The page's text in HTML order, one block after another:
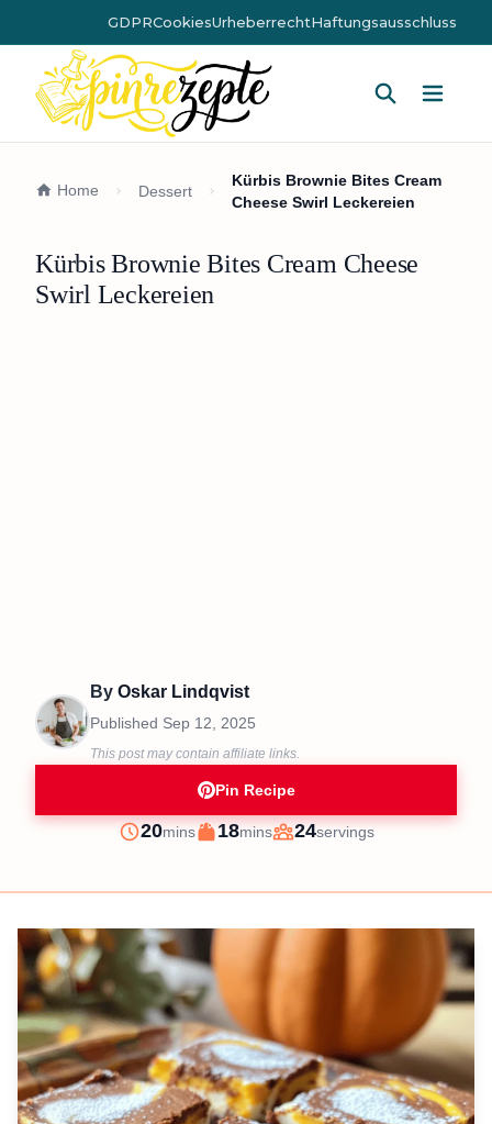
GDPRCookiesUrheberrechtHaftungsausschluss
Home Dessert
Kürbis Brownie Bites Cream
Cheese Swirl Leckereien
Kürbis Brownie Bites Cream Cheese
Swirl Leckereien
By Oskar Lindqvist
Published Sep 12, 2025
This post may contain affiliate links.
Pin Recipe
Prep
20minutes
mins
Cook
18minutes
mins
Servings
24servings